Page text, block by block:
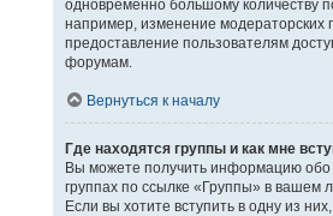
одновременно большому количеству
например, изменение модераторских
предоставление пользователям
форумам.
Вернуться к началу
Где находятся группы и как мне
Вы можете получить информацию обо
группах по ссылке «Группы» в вашем
Если вы хотите вступить в одну из